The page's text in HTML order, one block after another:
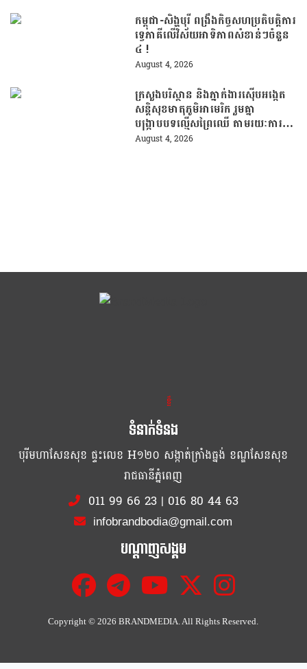
កម្ពុជា-សិង្ហបុរី ពង្រឹងកិច្ចសហប្រតិបត្តិការ
ទ្វេភាគីលើវិស័យអាទិភាពសំខាន់ៗចំនួន
៤ !
August 4, 2026
ក្រសួងបរិស្ថាន និងភ្នាក់ងារស៊ើបអង្កេត
សន្តិសុខមាតុភូមិអាមេរិក រួមគ្នា
បង្រ្កាបបទល្មើសព្រៃឈើ តាមរយៈការប្រើ
ប្រាស់បច្ចេកវិទ្យា
August 4, 2026
ខ្លឹម ខ្លី រហ័ស
ទំនាក់ទំនង
បុរីមហាសែនសុខ ផ្ទះលេខ H១២០ សង្កាត់ក្រាំងធ្នង់ ខណ្ឌសែនសុខ
រាជធានីភ្នំពេញ
011 99 66 23| 016 80 44 63
infobrandbodia@gmail.com
បណ្ដាញសង្គម
Copyright ©2026 BRANDMEDIA. All Rights Reserved.